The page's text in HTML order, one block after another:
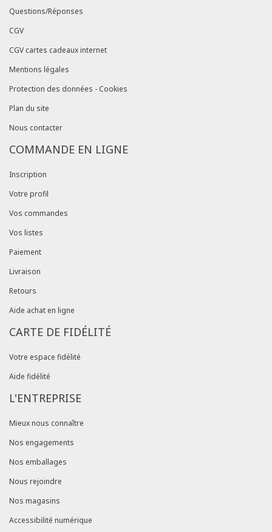
Questions/Réponses
CGV
CGV cartes cadeaux internet
Mentions légales
Protection des données - Cookies
Plan du site
Nous contacter
COMMANDE EN LIGNE
Inscription
Votre profil
Vos commandes
Vos listes
Paiement
Livraison
Retours
Aide achat en ligne
CARTE DE FIDÉLITÉ
Votre espace fidélité
Aide fidélité
L'ENTREPRISE
Mieux nous connaître
Nos engagements
Nos emballages
Nous rejoindre
Nos magasins
Accessibilité numérique